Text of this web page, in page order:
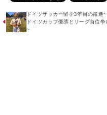
ドイツサッカー留学3年目の躍進~
ドイツカップ優勝とリーグ首位争
~